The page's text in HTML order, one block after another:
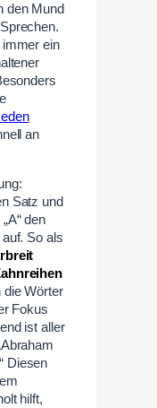
den Mund
ein
an
Satz und
den
So als
die Wörter
Fokus
ist aller
Diesen
hilft,